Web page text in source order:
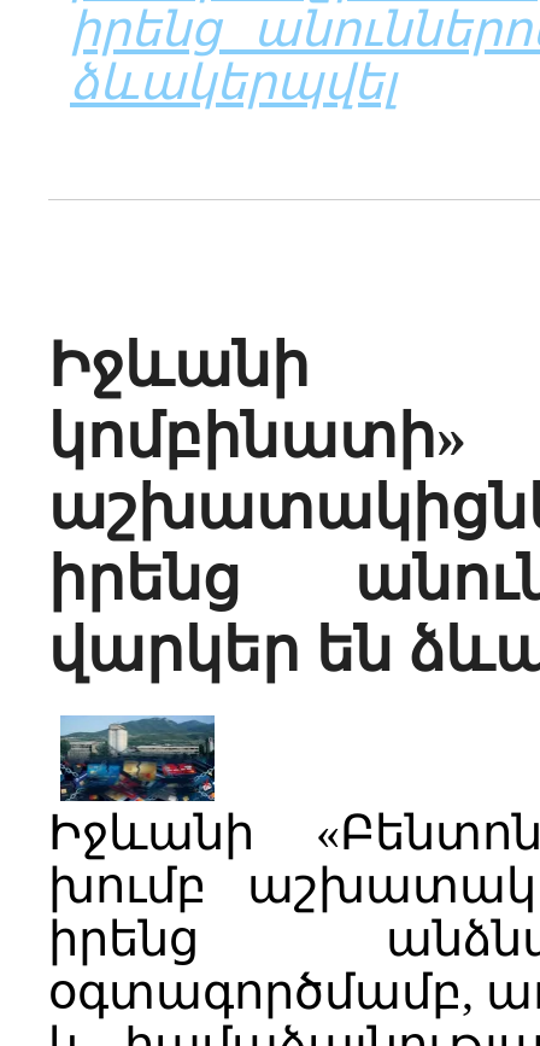
իրենց
ձևակերպվել
Իջևանի
իրենց
վարկեր են
Իջևանի
խումբ
իրենց
օգտագործմամբ,